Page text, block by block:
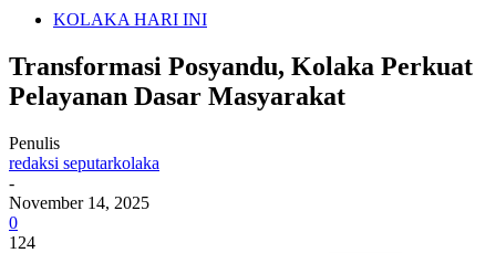
KOLAKA HARI INI
Transformasi Posyandu, Kolaka Perkuat
Pelayanan Dasar Masyarakat
Penulis
redaksi seputarkolaka
-
November 14, 2025
0
124